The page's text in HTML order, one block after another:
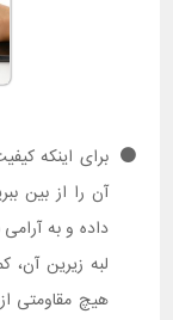
برای اینکه
داده و به
لبه زیرین آن،
هیچ مقاومتی